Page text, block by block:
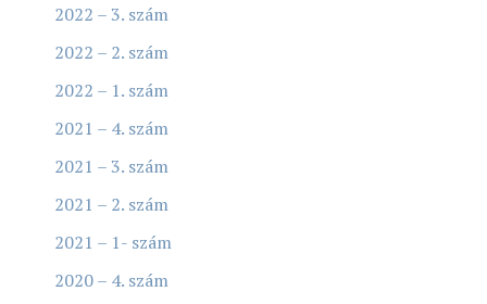
2022 – 3. szám
2022 – 2. szám
2022 – 1. szám
2021 – 4. szám
2021 – 3. szám
2021 – 2. szám
2021 – 1- szám
2020 – 4. szám